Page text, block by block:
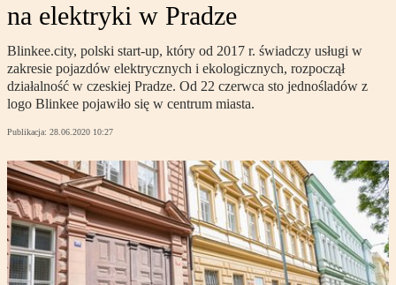
na elektryki w Pradze
Blinkee.city, polski start-up, który od 2017 r. świadczy usługi w
zakresie pojazdów elektrycznych i ekologicznych, rozpoczął
działalność w czeskiej Pradze. Od 22 czerwca sto jednośladów z
logo Blinkee pojawiło się w centrum miasta.
Publikacja: 28.06.2020 10:27